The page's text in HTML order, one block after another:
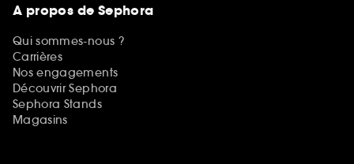
A propos de Sephora
Qui sommes-nous ?
Carrières
Nos engagements
Découvrir Sephora
Sephora Stands
Magasins